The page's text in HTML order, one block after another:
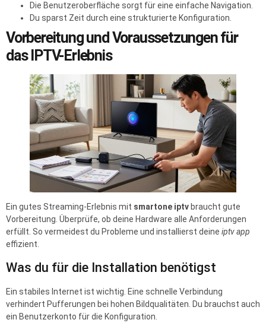
Die Benutzeroberfläche sorgt für eine einfache Navigation.
Du sparst Zeit durch eine strukturierte Konfiguration.
Vorbereitung und Voraussetzungen für
das IPTV-Erlebnis
Ein gutes Streaming-Erlebnis mit smartone iptv braucht gute
Vorbereitung. Überprüfe, ob deine Hardware alle Anforderungen
erfüllt. So vermeidest du Probleme und installierst deine iptv app
effizient.
Was du für die Installation benötigst
Ein stabiles Internet ist wichtig. Eine schnelle Verbindung
verhindert Pufferungen bei hohen Bildqualitäten. Du brauchst auch
ein Benutzerkonto für die Konfiguration.